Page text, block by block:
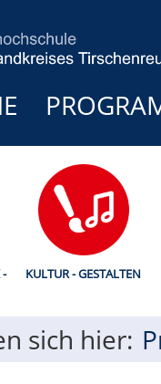
KULTUR - GESTALTEN
sich hier: